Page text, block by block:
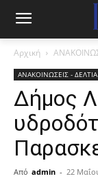
Αρχική
ΑΝΑΚΟΙΝΩΣΕΙΣ -
Δήμος
Από admin - 22